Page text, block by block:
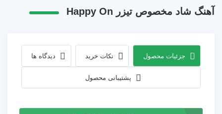
آهنگ شاد مخصوص تیزر Happy On
جزئیات محصول نکات خرید دیدگاه ها
پشتیبانی محصول